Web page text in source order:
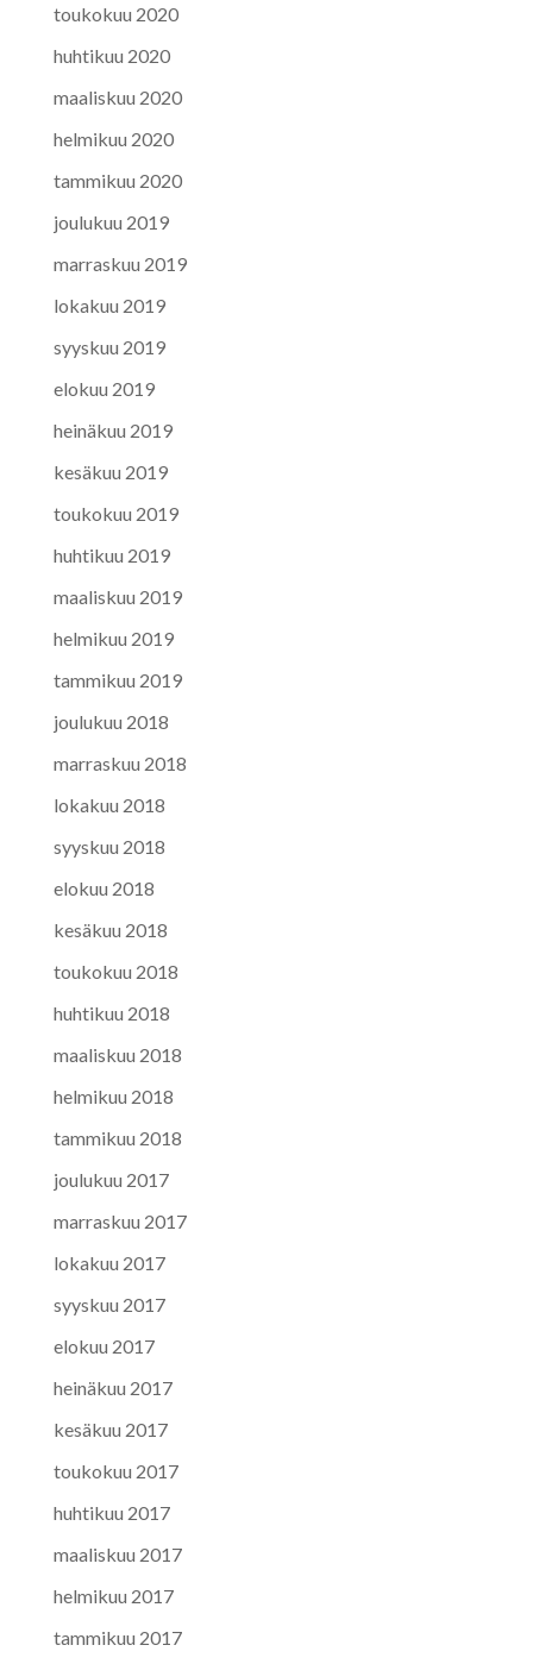
toukokuu 2020
huhtikuu 2020
maaliskuu 2020
helmikuu 2020
tammikuu 2020
joulukuu 2019
marraskuu 2019
lokakuu 2019
syyskuu 2019
elokuu 2019
heinäkuu 2019
kesäkuu 2019
toukokuu 2019
huhtikuu 2019
maaliskuu 2019
helmikuu 2019
tammikuu 2019
joulukuu 2018
marraskuu 2018
lokakuu 2018
syyskuu 2018
elokuu 2018
kesäkuu 2018
toukokuu 2018
huhtikuu 2018
maaliskuu 2018
helmikuu 2018
tammikuu 2018
joulukuu 2017
marraskuu 2017
lokakuu 2017
syyskuu 2017
elokuu 2017
heinäkuu 2017
kesäkuu 2017
toukokuu 2017
huhtikuu 2017
maaliskuu 2017
helmikuu 2017
tammikuu 2017